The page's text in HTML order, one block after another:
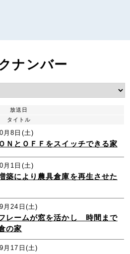
ナンバー
放送日
タイトル
月8日(土)
ＮとＯＦＦをスイッチできる家
月1日(土)
築により農具倉庫を再生させた
月24日(土)
レームが窓を活かし 時間まで
の家
月17日(土)